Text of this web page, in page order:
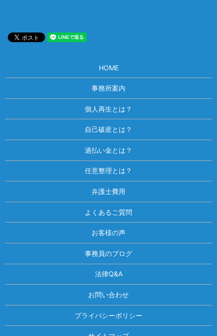
HOME
事務所案内
個人再生とは？
自己破産とは？
過払い金とは？
任意整理とは？
弁護士費用
よくあるご質問
お客様の声
事務員のブログ
法律Q&A
お問い合わせ
プライバシーポリシー